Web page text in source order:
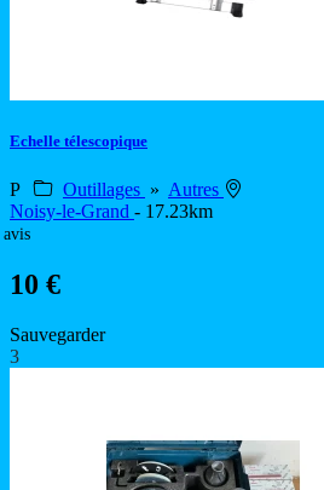
Echelle télescopique
P Outillages » Autres
Noisy-le-Grand - 17.23km
avis
10 €
Sauvegarder
3